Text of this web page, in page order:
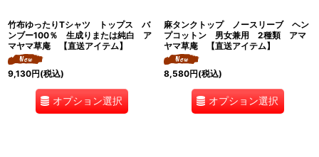
竹布ゆったりTシャツ トップス バ
ンブー100％ 生成りまたは純白 ア
マヤマ草庵 【直送アイテム】
9,130円(税込)
オプション選択
麻タンクトップ ノースリーブ ヘン
プコットン 男女兼用 2種類 アマ
ヤマ草庵 【直送アイテム】
8,580円(税込)
オプション選択